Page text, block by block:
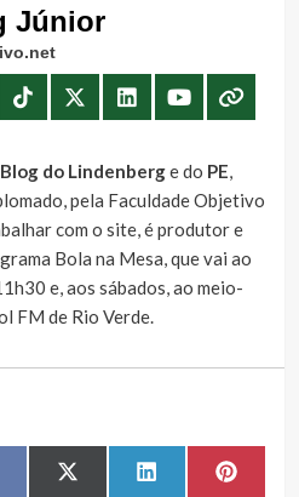
Júnior
Blog do Lindenberge do PE,
pela Faculdade Objetivo
com o site, é produtor e
Bola na Mesa, que vai ao
e, aos sábados, ao meio-
FM de Rio Verde.
Share
X
Share
LinkedIn Share